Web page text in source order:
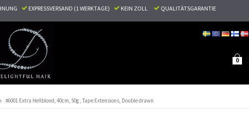
EXPRESSVERSAND (1 WERKTAGE) KEIN ZOLL QUALITÄTSGARANTIE
0
#6001 Extra Hellblond, 40cm, 50g , Tape Extensions, Double drawn